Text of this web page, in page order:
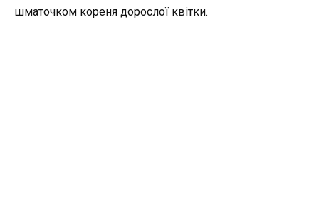
шматочком кореня дорослої квітки.